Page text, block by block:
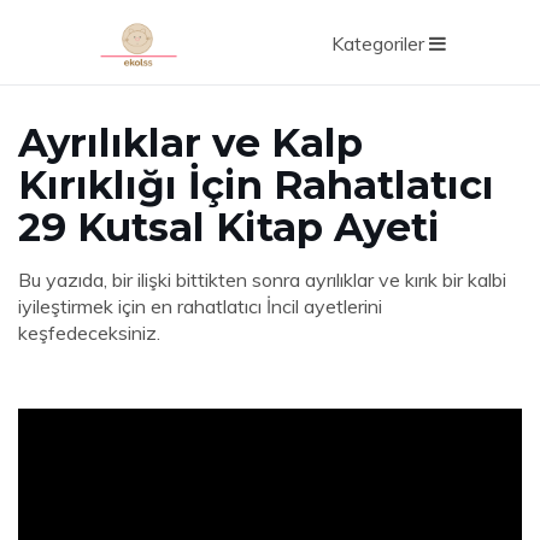
Kategoriler
Ayrılıklar ve Kalp
Kırıklığı İçin Rahatlatıcı
29 Kutsal Kitap Ayeti
Bu yazıda, bir ilişki bittikten sonra ayrılıklar ve kırık bir kalbi
iyileştirmek için en rahatlatıcı İncil ayetlerini
keşfedeceksiniz.